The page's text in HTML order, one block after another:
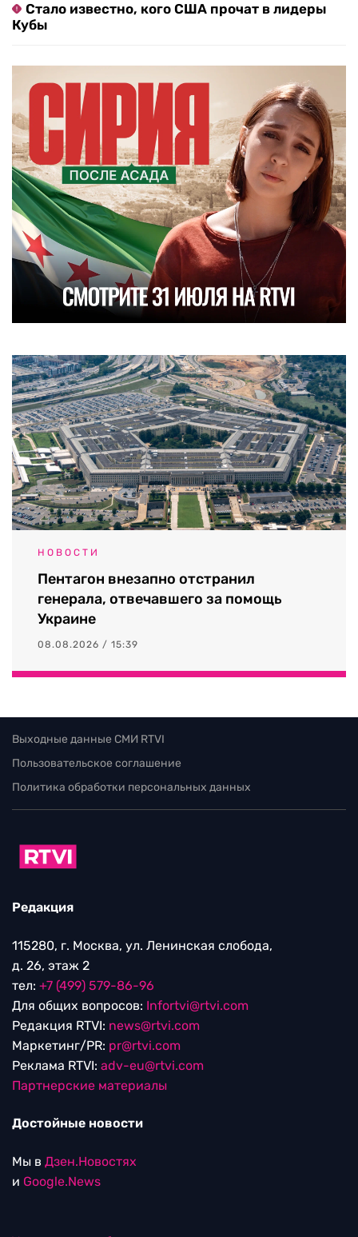
Стало известно, кого США прочат в лидеры
Кубы
НОВОСТИ
Пентагон внезапно отстранил
генерала, отвечавшего за помощь
Украине
08.08.2026 / 15:39
Выходные данные СМИ RTVI
Пользовательское соглашение
Политика обработки персональных данных
Редакция
115280, г. Москва, ул. Ленинская слобода,
д. 26, этаж 2
тел: +7 (499) 579-86-96
Для общих вопросов: Infortvi@rtvi.com
Редакция RTVI: news@rtvi.com
Маркетинг/PR: pr@rtvi.com
Реклама RTVI: adv-eu@rtvi.com
Партнерские материалы
Достойные новости
Мы в Дзен.Новостях
и Google.News